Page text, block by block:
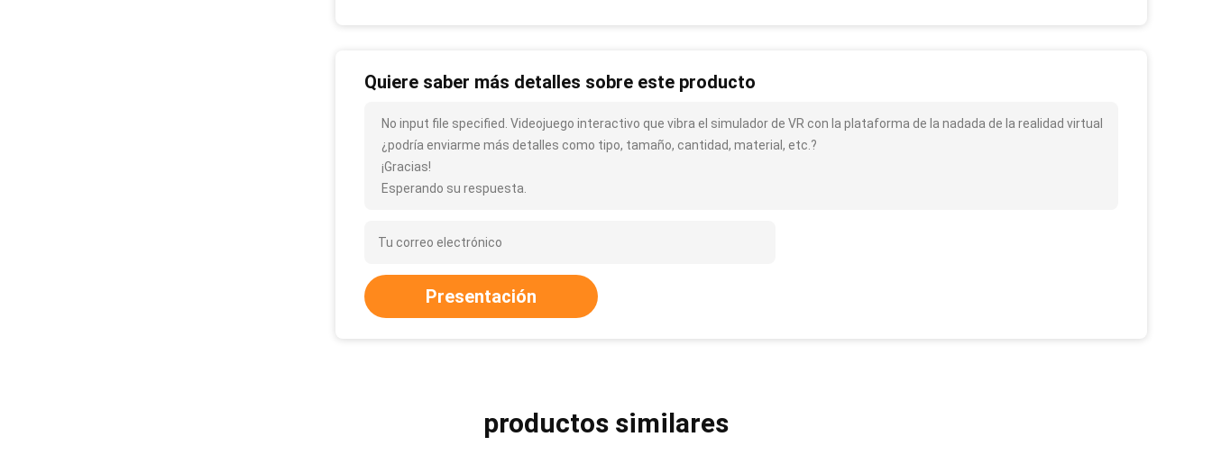
Quiere saber más detalles sobre este producto
No input file specified. Videojuego interactivo que vibra el simulador de VR con la plataforma de la nadada de la realidad virtual
¿podría enviarme más detalles como tipo, tamaño, cantidad, material, etc.?
¡Gracias!
Esperando su respuesta.
Presentación
productos similares